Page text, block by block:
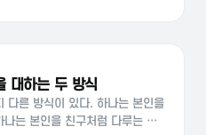
대하는 두 방식
다른 방식이 있다. 하나는 본인을
는 본인을 친구처럼 다루는 방